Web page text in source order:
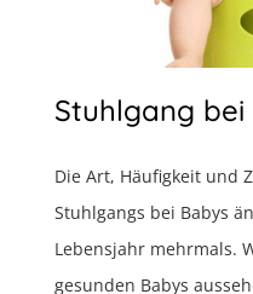
Stuhlgang bei
Die Art, Häufigkeit und
Stuhlgangs bei Babys
Lebensjahr mehrmals.
gesunden Babys